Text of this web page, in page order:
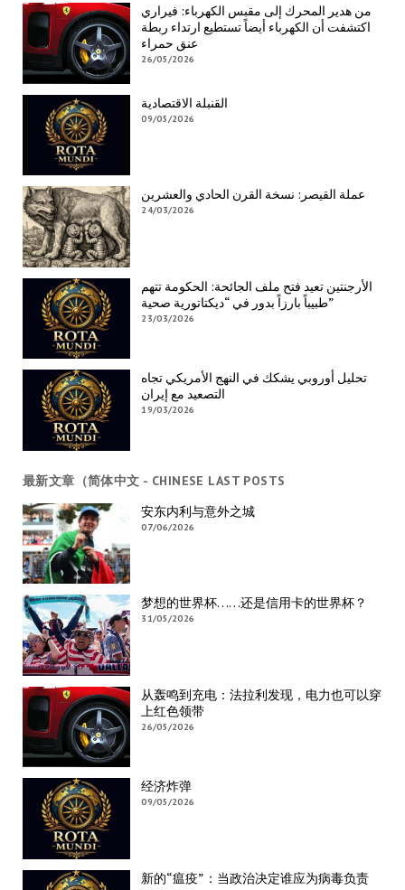
من هدير المحرك إلى مقبس الكهرباء: فيراري
اكتشفت أن الكهرباء أيضاً تستطيع ارتداء ربطة
عنق حمراء
26/05/2026
القنبلة الاقتصادية
09/05/2026
عملة القيصر: نسخة القرن الحادي والعشرين
24/03/2026
الأرجنتين تعيد فتح ملف الجائحة: الحكومة تتهم
طبيباً بارزاً بدور في “ديكتاتورية صحية”
23/03/2026
تحليل أوروبي يشكك في النهج الأمريكي تجاه
التصعيد مع إيران
19/03/2026
最新文章（简体中文 - CHINESE LAST POSTS
安东内利与意外之城
07/06/2026
梦想的世界杯……还是信用卡的世界杯？
31/05/2026
从轰鸣到充电：法拉利发现，电力也可以穿
上红色领带
26/05/2026
经济炸弹
09/05/2026
新的“瘟疫”：当政治决定谁应为病毒负责